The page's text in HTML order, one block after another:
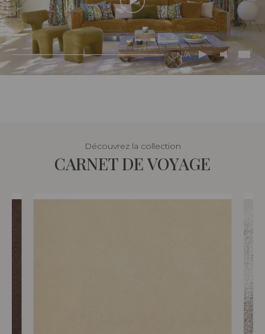
N/A
Découvrez la collection
CARNET DE VOYAGE